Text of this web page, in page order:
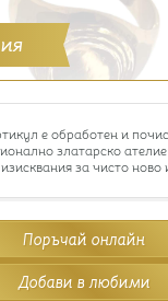
е обработен и
златарско
за чисто ново
Поръчай онлайн
Добави в любими